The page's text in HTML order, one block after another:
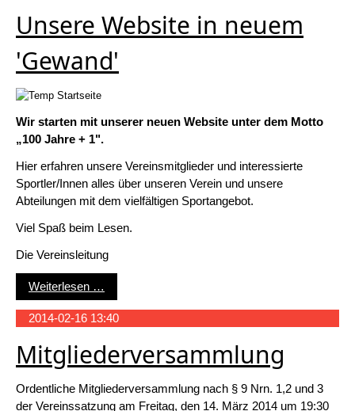
Unsere Website in neuem
'Gewand'
Wir starten mit unserer neuen Website unter dem Motto
„100 Jahre + 1".
Hier erfahren unsere Vereinsmitglieder und interessierte
Sportler/Innen alles über unseren Verein und unsere
Abteilungen mit dem vielfältigen Sportangebot.
Viel Spaß beim Lesen.
Die Vereinsleitung
Weiterlesen …
2014-02-16 13:40
Mitgliederversammlung
Ordentliche Mitgliederversammlung nach § 9 Nrn. 1,2 und 3
der Vereinssatzung am Freitag, den 14. März 2014 um 19:30